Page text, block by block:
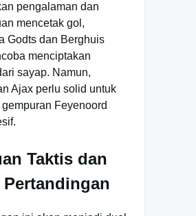
pengalaman dan
mencetak gol,
Godts dan Berghuis
menciptakan
sayap. Namun,
Ajax perlu solid untuk
Feyenoord
Taktis dan